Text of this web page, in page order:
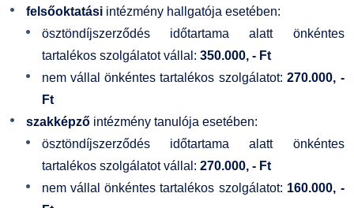
felsőoktatási intézmény hallgatója esetében:
ösztöndíjszerződés időtartama alatt önkéntes
tartalékos szolgálatot vállal: 350.000, - Ft
nem vállal önkéntes tartalékos szolgálatot:270.000, -
Ft
szakképzőintézmény tanulója esetében:
ösztöndíjszerződés időtartama alatt önkéntes
tartalékos szolgálatot vállal: 270.000, - Ft
nem vállal önkéntes tartalékos szolgálatot: 160.000, -